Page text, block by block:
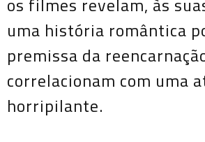
uma história romântica
premissa da
correlacionam com uma
horripilante.